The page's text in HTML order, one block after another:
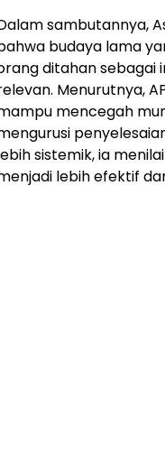
sambutannya,
budaya lama
ditahan sebagai
Menurutnya,
mencegah
sistemik, ia
lebih efektif